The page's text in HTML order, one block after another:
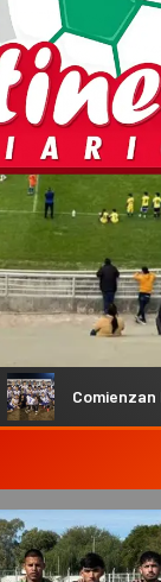
los Octavos de